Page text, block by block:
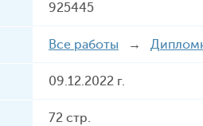
925445
Все работы →
09.12.2022 г.
72 стр.